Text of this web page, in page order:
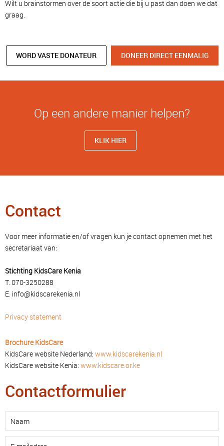
Wilt u brainstormen over de soort actie die bij u past dan doen we dat
graag.
WORD VASTE DONATEUR DONEER DIRECT EENMALIG
Op een andere manier helpen?
KLIK HIER
Contact
Voor meer informatie en/of vragen kun je contact opnemen met het
secretariaat van:
Stichting KidsCare Kenia
T. 070-3250288
E. info@kidscarekenia.nl
Privacy statement
Brochure KidsCare
KidsCare website Nederland: www.kidscarekenia.nl
KidsCare website Kenia: www.kidscare.or.ke
Contactformulier